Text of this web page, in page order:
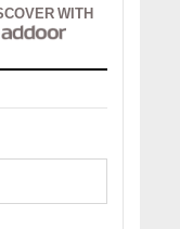
WITH